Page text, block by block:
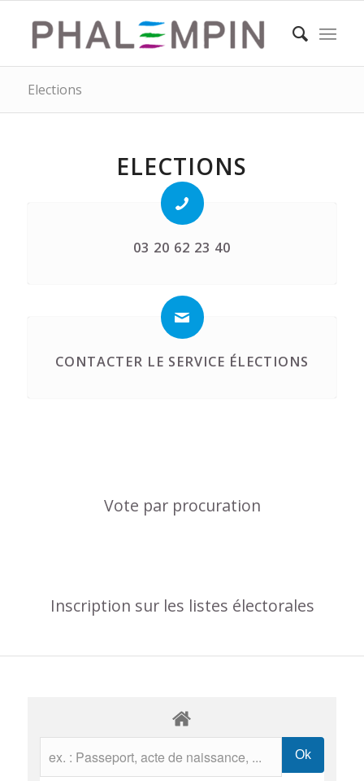
Elections
ELECTIONS
03 20 62 23 40
CONTACTER LE SERVICE ÉLECTIONS
Vote par procuration
Inscription sur les listes électorales